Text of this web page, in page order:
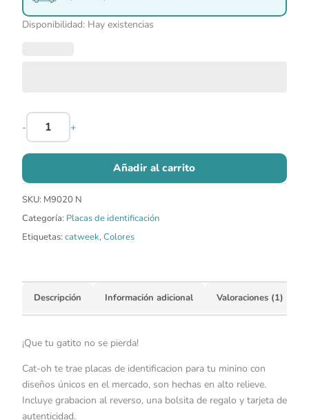
Disponibilidad: Hay existencias
- +
Añadir al carrito
SKU: M9020 N
Categoría: Placas de identificación
Etiquetas: catweek,Colores
Descripción Información adicional Valoraciones (1)
¡Que tu gatito no se pierda!
Cat-oh te trae placas de identificacion para tu minino con
diseños únicos en el mercado, son hechas en alto relieve.
Incluye grabacion al reverso, una bolsita de regalo y tarjeta de
autenticidad.